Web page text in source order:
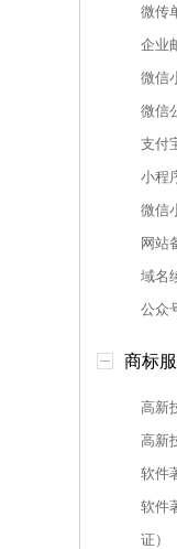
微传
企业
微信
微信
支付
小程
微信
网站
域名
公众
商标
高新
高新
软件
软件
证）